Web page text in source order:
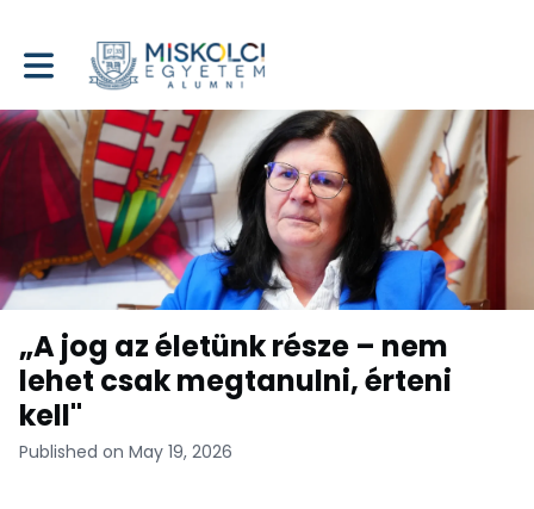
Toggle main navigation
„A jog az életünk része – nem
lehet csak megtanulni, érteni
kell"
Published on May 19, 2026